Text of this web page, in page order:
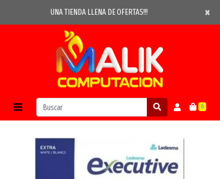
UNA TIENDA LLENA DE OFERTAS!!! ×
×
0